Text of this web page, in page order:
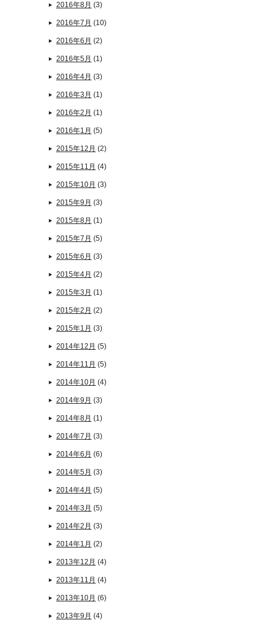
2016年8月 (3)
2016年7月 (10)
2016年6月 (2)
2016年5月 (1)
2016年4月 (3)
2016年3月 (1)
2016年2月 (1)
2016年1月 (5)
2015年12月 (2)
2015年11月 (4)
2015年10月 (3)
2015年9月 (3)
2015年8月 (1)
2015年7月 (5)
2015年6月 (3)
2015年4月 (2)
2015年3月 (1)
2015年2月 (2)
2015年1月 (3)
2014年12月 (5)
2014年11月 (5)
2014年10月 (4)
2014年9月 (3)
2014年8月 (1)
2014年7月 (3)
2014年6月 (6)
2014年5月 (3)
2014年4月 (5)
2014年3月 (5)
2014年2月 (3)
2014年1月 (2)
2013年12月 (4)
2013年11月 (4)
2013年10月 (6)
2013年9月 (4)